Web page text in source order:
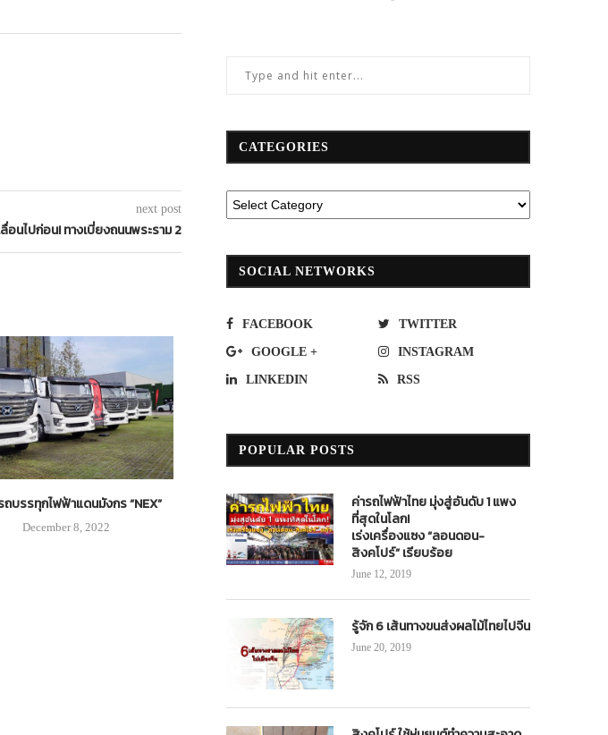
next post
อนไปก่อน! ทางเบี่ยงถนนพระราม 2
บรรทุกไฟฟ้าแดนมังกร “NEX”
December 8, 2022
OR เปิดตัว พีทีที สเตชั่น แฟลกชิป วิภาวดี
62 ต้นแบบการออกแบบสู่การขยายสถานี
แห่งอนาคต
December 14, 2023
“คาลเท็กซ์”จับมือ”เคอรี่ เอ็กซ์เพรส
CATEGORIES
SOCIAL NETWORKS
FACEBOOK TWITTER
GOOGLE + INSTAGRAM
LINKEDIN RSS
POPULAR POSTS
ค่ารถไฟฟ้าไทย มุ่งสู่อันดับ 1 แพง
ที่สุดในโลก!
เร่งเครื่องแซง “ลอนดอน-
สิงคโปร์” เรียบร้อย
June 12, 2019
รู้จัก 6 เส้นทางขนส่งผลไม้ไทยไปจีน
June 20, 2019